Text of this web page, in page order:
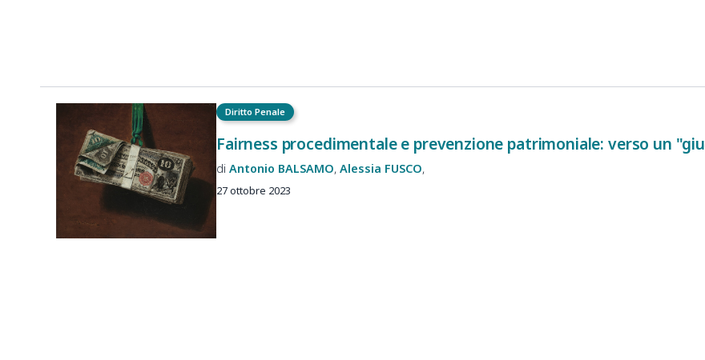
Diritto Penale
Fairness procedimentale e prevenzione patrimoniale: verso un
Antonio BALSAMO Alessia FUSCO
27 ottobre 2023